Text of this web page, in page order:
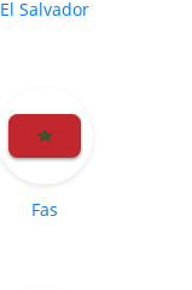
El Salvador
Fas